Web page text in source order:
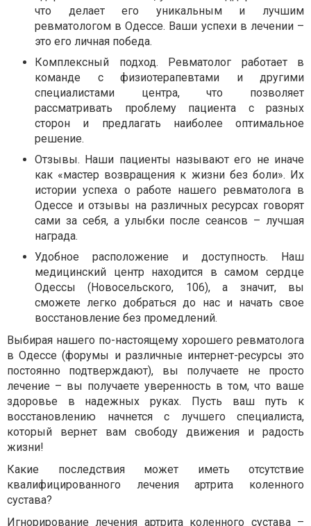
что делает его уникальным и лучшим
ревматологом в Одессе. Ваши успехи в лечении –
это его личная победа.
Комплексный подход. Ревматолог работает в
команде с физиотерапевтами и другими
специалистами центра, что позволяет
рассматривать проблему пациента с разных
сторон и предлагать наиболее оптимальное
решение.
Отзывы. Наши пациенты называют его не иначе
как «мастер возвращения к жизни без боли». Их
истории успеха о работе нашего ревматолога в
Одессе и отзывы на различных ресурсах говорят
сами за себя, а улыбки после сеансов – лучшая
награда.
Удобное расположение и доступность. Наш
медицинский центр находится в самом сердце
Одессы (Новосельского, 106), а значит, вы
сможете легко добраться до нас и начать свое
восстановление без промедлений.
Выбирая нашего по-настоящему хорошего ревматолога
в Одессе (форумы и различные интернет-ресурсы это
постоянно подтверждают), вы получаете не просто
лечение – вы получаете уверенность в том, что ваше
здоровье в надежных руках. Пусть ваш путь к
восстановлению начнется с лучшего специалиста,
который вернет вам свободу движения и радость
жизни!
Какие последствия может иметь отсутствие
квалифицированного лечения артрита коленного
сустава?
Игнорирование лечения артрита коленного сустава –